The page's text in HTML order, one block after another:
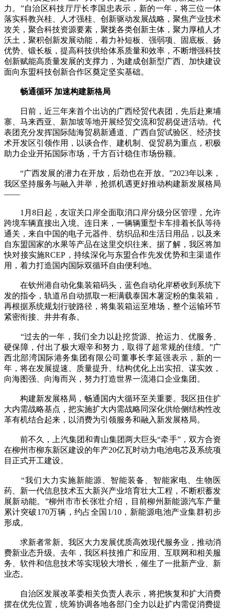
力。”自治区科技厅厅长李国忠表示，新的一年，将三位一体
落实科教兴桂、人才强桂、创新驱动发展战略，聚焦产业技术
攻关，聚合科技资源要素，聚拢各类创新主体，聚力厚植人才
沃土，聚积创新发展动能，着力补短板、强弱项、固底板、扬
优势、锻长板，提高科技供给体系质量和效率，不断增强科技
创新赋能高质量发展的支撑力，为建成创新型广西、加快建设
面向东盟科技创新合作区奠定坚实基础。
畅通循环 加速构建新格局
日前，近三年来首个出访的广西经贸代表团，先后赴柬埔
寨、马来西亚、新加坡等地开展经贸交流和贸易促进活动。代
表团充分发挥国际陆海贸易新通道、广西自贸试验区、经济技
术开发区引领作用，以谈合作、建机制、促贸易为重点，积极
助力企业开拓国际市场，千方百计稳住市场份额。
“广西发展的潜力在开放，后劲也在开放。”2023年以来，
我区坚持服务与融入并举，抢抓机遇更好推动构建新发展格局
——
1月8日起，友谊关口岸全面取消口岸分级分区管理，允许
跨境车辆直接出入境。连日来，一辆辆重型卡车排着长队等待
通关，来自中国的电子元器件、纺织品和生活日用品，以及来
自东盟国家的水果等产品在这里交织往来。据了解，我区将加
快对接实施RCEP，持续深化与东盟合作先发优势和主渠道作
用，着力打造国内国际双循环自由便利地。
在钦州港自动化集装箱码头，蓝色自动化岸桥收到系统下
发的指令，轨道吊自动抓取一柜满载泰国木薯淀粉的集装箱，
再根据系统规划行驶路径，将集装箱运至堆场，整个运输环节
紧密衔接、井井有条。
“过去的一年，我们全力以赴挖货源、抢运力、优服务、
硬保障，付出了极大艰辛和努力，取得了超常规的佳绩。”广
西北部湾国际港务集团有限公司董事长李延强表示，新的一
年，将在发展提速、质量提升、结构优化上出实招、谋实效，
向海图强、向海而兴，努力打造世界一流港口企业集团。
构建新发展格局，畅通国内大循环至关重要。我区扭住扩
大内需战略基点，把实施扩大内需战略同深化供给侧结构性改
革有机结合起来，以消费为引领服务和融入新发展格局。
前不久，上汽集团和青山集团两大巨头“牵手”，双方合资
在柳州市柳东新区建设的年产20亿瓦时动力电池电芯及系统项
目正式开工建设。
“我们大力实施新能源、智能装备、智能家电、生物医
药、新一代信息技术五大新兴产业培育壮大工程，不断积蓄发
展新动能。”柳州市市长张壮介绍，目前柳州新能源汽车产量
累计突破170万辆，约占全国1/10，新能源电池产业集群初步
形成。
求新者常新。我区大力发展优质高效现代服务业，推动消
费新业态升级。去年，我区科技推广和应用、互联网和相关服
务、软件和信息技术等实现较大增长，催生了一批新产业、新
业态。
自治区发展改革委相关负责人表示，将把恢复和扩大消费
摆在优先位置，统筹协调各地各部门全力以赴扩内需促消费提